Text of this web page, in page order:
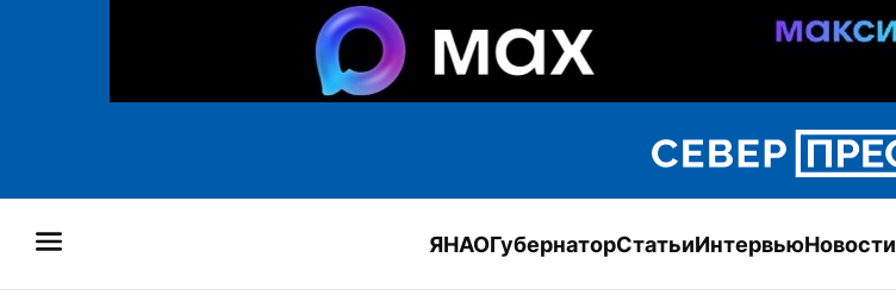
ЯНАОГубернаторСтатьиИнтервьюНовости